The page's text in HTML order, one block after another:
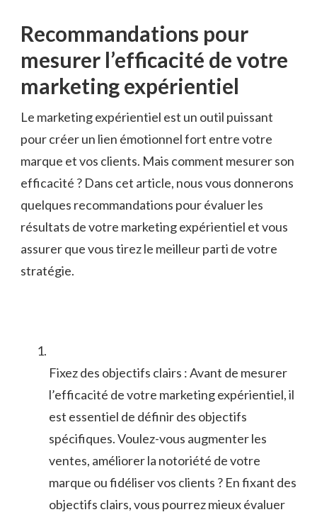
Recommandations pour
mesurer l’efficacité de votre
marketing expérientiel
Le marketing expérientiel ​est un outil puissant
pour créer un lien émotionnel fort entre votre
marque et vos clients. Mais comment mesurer son
efficacité ? Dans cet article, nous vous donnerons
quelques ​recommandations⁤ pour évaluer les
résultats de ‍votre marketing expérientiel ‍et⁢ vous
assurer que vous tirez le meilleur parti de votre‌
stratégie.
Fixez des objectifs clairs :⁤ Avant de mesurer‍
l’efficacité de votre marketing expérientiel, il
est essentiel de définir des objectifs⁣
spécifiques. Voulez-vous augmenter les
ventes,​ améliorer la notoriété de votre
marque ou‍ fidéliser vos clients ? En fixant des
objectifs clairs, vous pourrez mieux‍ évaluer